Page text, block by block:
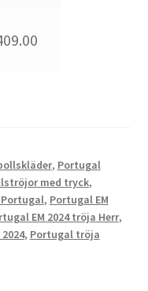
, Portugal
med tryck,
, Portugal EM
EM 2024 tröja Herr,
, Portugal tröja